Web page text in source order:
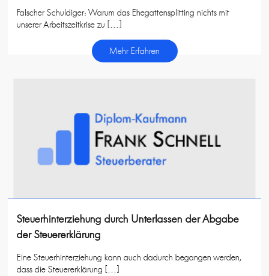
Falscher Schuldiger: Warum das Ehegattensplitting nichts mit
unserer Arbeitszeitkrise zu […]
Mehr Erfahren
Steuerhinterziehung durch Unterlassen der Abgabe
der Steuererklärung
Eine Steuerhinterziehung kann auch dadurch begangen werden,
dass die Steuererklärung […]